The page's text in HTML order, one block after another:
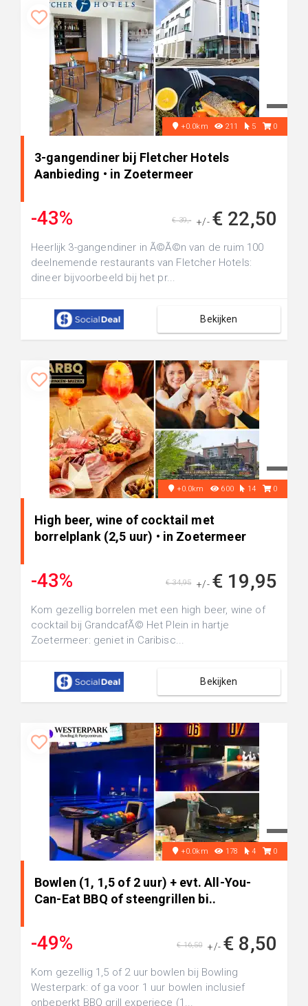
+0.0km 211 5 0
3-gangendiner bij Fletcher Hotels
Aanbieding • in Zoetermeer
-43% +/- € 22,50
€ 39,-
Heerlijk 3-gangendiner in Ã©Ã©n van de ruim 100
deelnemende restaurants van Fletcher Hotels:
dineer bijvoorbeeld bij het pr...
Bekijken
+0.0km 600 14 0
High beer, wine of cocktail met
borrelplank (2,5 uur) • in Zoetermeer
-43% +/- € 19,95
€ 34,95
Kom gezellig borrelen met een high beer, wine of
cocktail bij GrandcafÃ© Het Plein in hartje
Zoetermeer: geniet in Caribisc...
Bekijken
+0.0km 178 4 0
Bowlen (1, 1,5 of 2 uur) + evt. All-You-
Can-Eat BBQ of steengrillen bi..
-49% +/- € 8,50
€ 16,50
Kom gezellig 1,5 of 2 uur bowlen bij Bowling
Westerpark: of ga voor 1 uur bowlen inclusief
onbeperkt BBQ grill experiece (1...